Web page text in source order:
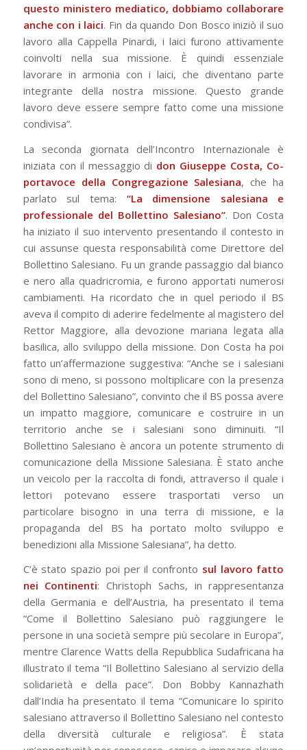
questo ministero mediatico, dobbiamo collaborare
anche con i laici. Fin da quando Don Bosco iniziò il suo
lavoro alla Cappella Pinardi, i laici furono attivamente
coinvolti nella sua missione. È quindi essenziale
lavorare in armonia con i laici, che diventano parte
integrante della nostra missione. Questo grande
lavoro deve essere sempre fatto come una missione
condivisa”.
La seconda giornata dell’Incontro Internazionale è
iniziata con il messaggio di don Giuseppe Costa, Co-
portavoce della Congregazione Salesiana, che ha
parlato sul tema: “La dimensione salesiana e
professionale del Bollettino Salesiano”. Don Costa
ha iniziato il suo intervento presentando il contesto in
cui assunse questa responsabilità come Direttore del
Bollettino Salesiano. Fu un grande passaggio dal bianco
e nero alla quadricromia, e furono apportati numerosi
cambiamenti. Ha ricordato che in quel periodo il BS
aveva il compito di aderire fedelmente al magistero del
Rettor Maggiore, alla devozione mariana legata alla
basilica, allo sviluppo della missione. Don Costa ha poi
fatto un’affermazione suggestiva: “Anche se i salesiani
sono di meno, si possono moltiplicare con la presenza
del Bollettino Salesiano”, convinto che il BS possa avere
un impatto maggiore, comunicare e costruire in un
territorio anche se i salesiani sono diminuiti. “Il
Bollettino Salesiano è ancora un potente strumento di
comunicazione della Missione Salesiana. È stato anche
un veicolo per la raccolta di fondi, attraverso il quale i
lettori potevano essere trasportati verso un
particolare bisogno in una terra di missione, e la
propaganda del BS ha portato molto sviluppo e
benedizioni alla Missione Salesiana”, ha detto.
C’è stato spazio poi per il confronto sul lavoro fatto
nei Continenti: Christoph Sachs, in rappresentanza
della Germania e dell’Austria, ha presentato il tema
“Come il Bollettino Salesiano può raggiungere le
persone in una società sempre più secolare in Europa”,
mentre Clarence Watts della Repubblica Sudafricana ha
illustrato il tema “Il Bollettino Salesiano al servizio della
solidarietà e della pace”. Don Bobby Kannazhath
dall’India ha presentato il tema “Comunicare lo spirito
salesiano attraverso il Bollettino Salesiano nel contesto
della diversità culturale e religiosa”. È stata